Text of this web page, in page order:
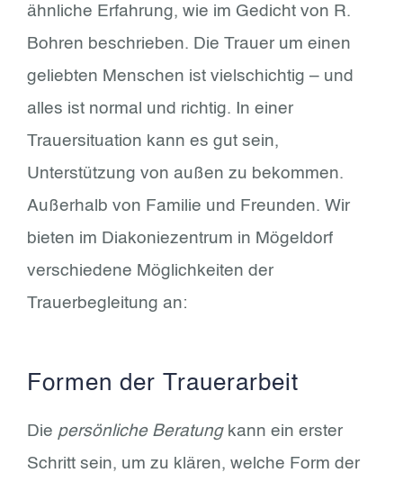
ähnliche Erfahrung, wie im Gedicht von R.
Bohren beschrieben. Die Trauer um einen
geliebten Menschen ist vielschichtig – und
alles ist normal und richtig. In einer
Trauersituation kann es gut sein,
Unterstützung von außen zu bekommen.
Außerhalb von Familie und Freunden. Wir
bieten im Diakoniezentrum in Mögeldorf
verschiedene Möglichkeiten der
Trauerbegleitung an:
Formen der Trauerarbeit
Die persönliche Beratungkann ein erster
Schritt sein, um zu klären, welche Form der